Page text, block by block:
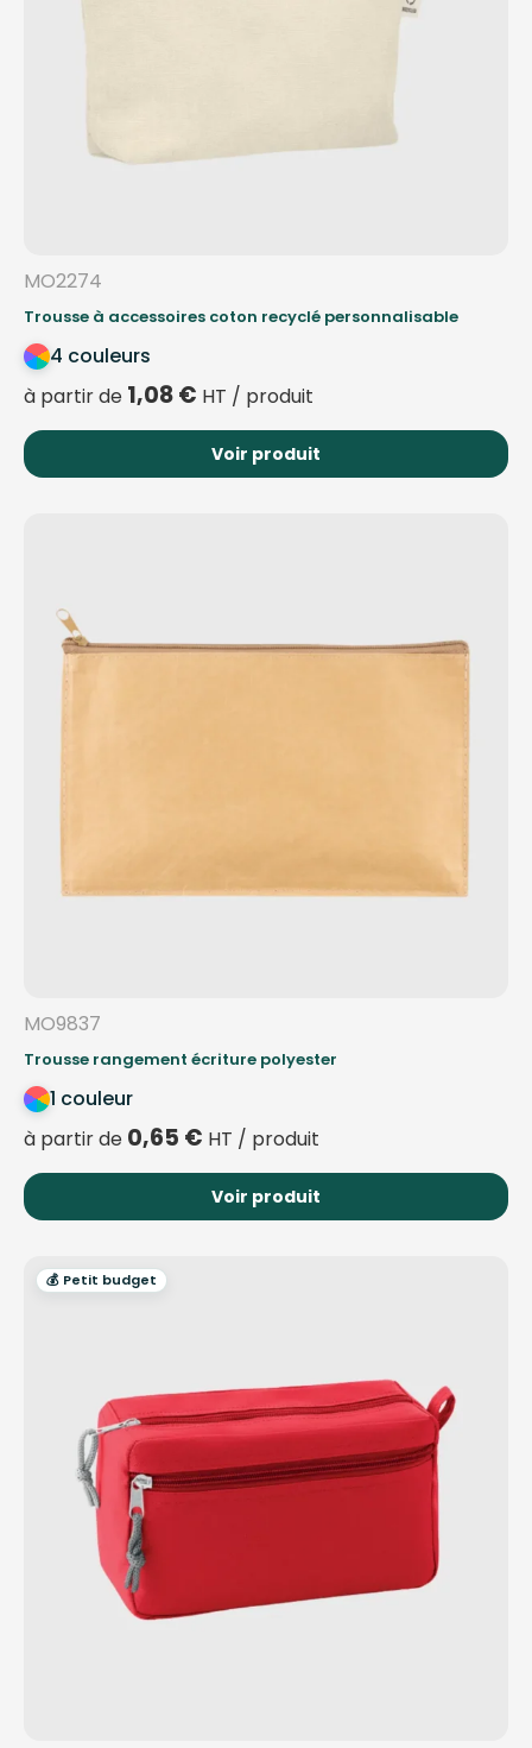
MO2274
Trousse à accessoires coton recyclé personnalisable
4 couleurs
à partir de 1,08€ HT / produit
Voir produit
MO9837
Trousse rangement écriture polyester
1 couleur
à partir de 0,65 € HT / produit
Voir produit
💰 Petit budget